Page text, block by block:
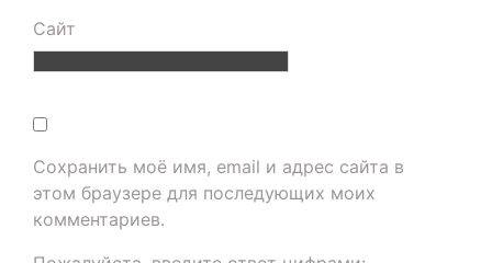
Сайт
Сохранить моё имя, email и адрес сайта в
этом браузере для последующих моих
комментариев.